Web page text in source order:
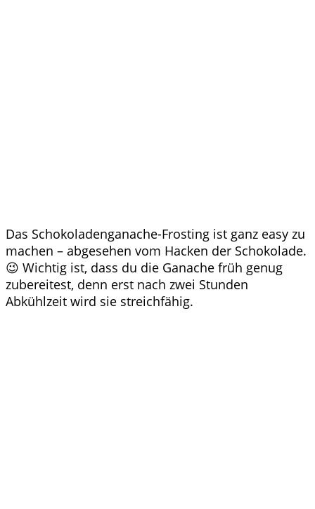
Das Schokoladenganache-Frosting ist ganz easy zu
machen – abgesehen vom Hacken der Schokolade.
😉 Wichtig ist, dass du die Ganache früh genug
zubereitest, denn erst nach zwei Stunden
Abkühlzeit wird sie streichfähig.